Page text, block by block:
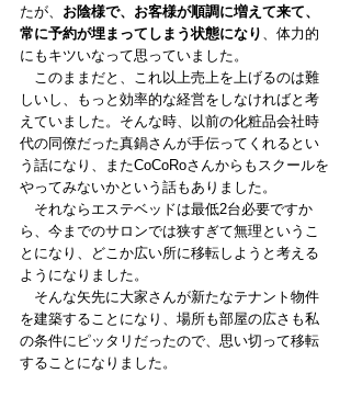
たが、 お陰様で、お客様が順調に増えて来て、
常に予約が埋まってしまう状態になり 、体力的
にもキツいなって思っていました。
このままだと、これ以上売上を上げるのは難
しいし、もっと効率的な経営をしなければと考
えていました。そんな時、以前の化粧品会社時
代の同僚だった真鍋さんが手伝ってくれるとい
う話になり、またCoCoRoさんからもスクールを
やってみないかという話もありました。
それならエステベッドは最低2台必要ですか
ら、今までのサロンでは狭すぎて無理というこ
とになり、どこか広い所に移転しようと考える
ようになりました。
そんな矢先に大家さんが新たなテナント物件
を建築することになり、場所も部屋の広さも私
の条件にピッタリだったので、思い切って移転
することになりました。